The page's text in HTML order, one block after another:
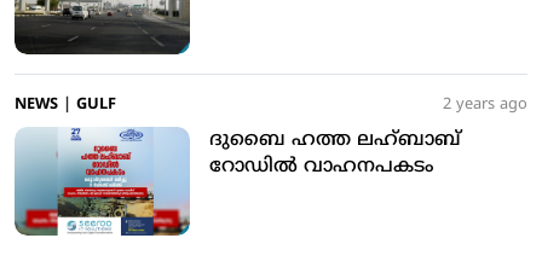
NEWS GULF 2 years ago
ദുബൈ ഹത്ത ലഹ്ബാബ്
റോഡിൽ വാഹനപകടം